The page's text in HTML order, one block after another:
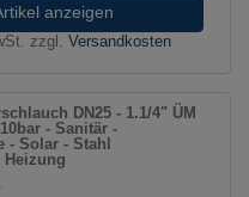
anzeigen
zzgl.Versandkosten
DN25 - 1.1/4" ÜM
- Sanitär -
- Solar - Stahl
Heizung